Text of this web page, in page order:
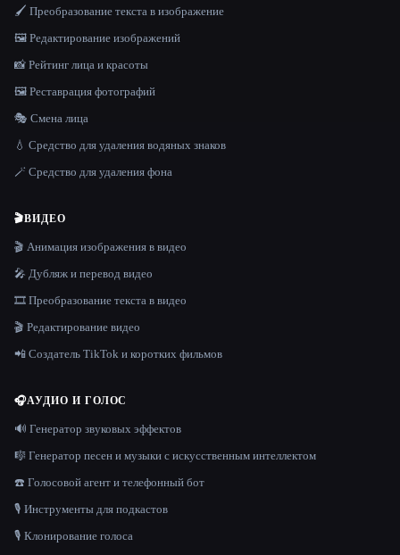
🖌️ Преобразование текста в изображение
🖼️ Редактирование изображений
📸 Рейтинг лица и красоты
🖼️ Реставрация фотографий
🎭 Смена лица
💧 Средство для удаления водяных знаков
🪄 Средство для удаления фона
🎬ВИДЕО
🎬 Анимация изображения в видео
🎤 Дубляж и перевод видео
🎞️ Преобразование текста в видео
🎬 Редактирование видео
📲 Создатель TikTok и коротких фильмов
🎧АУДИО И ГОЛОС
🔊 Генератор звуковых эффектов
🎼 Генератор песен и музыки с искусственным интеллектом
☎️ Голосовой агент и телефонный бот
🎙️ Инструменты для подкастов
🎙️ Клонирование голоса